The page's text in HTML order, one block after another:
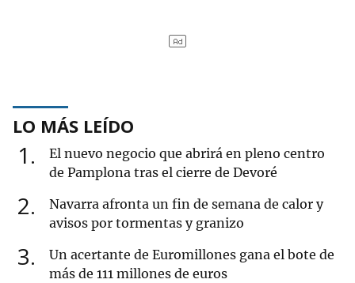
LO MÁS LEÍDO
1
El nuevo negocio que abrirá en pleno centro
de Pamplona tras el cierre de Devoré
2
Navarra afronta un fin de semana de calor y
avisos por tormentas y granizo
3
Un acertante de Euromillones gana el bote de
más de 111 millones de euros